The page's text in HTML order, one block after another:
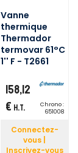
Vanne
thermique
Thermador
termovar 61°C
1'' F - T2661
158,12
€ H.T.
Chrono :
651008
Connectez-
vous |
Inscrivez-vous